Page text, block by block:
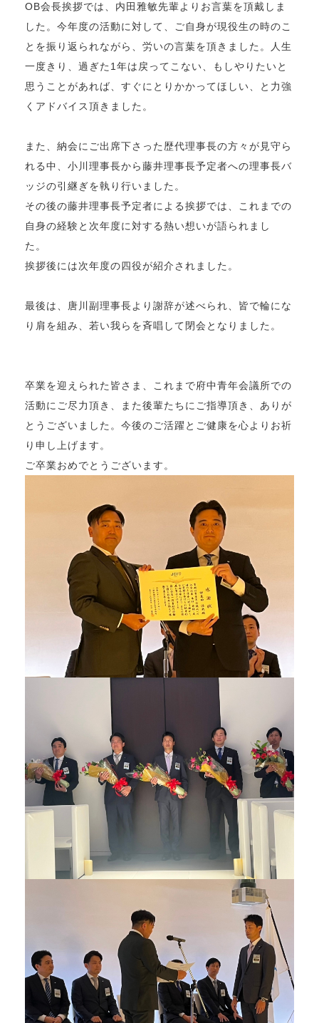
OB会長挨拶では、内田雅敏先輩よりお言葉を頂戴しま
した。今年度の活動に対して、ご自身が現役生の時のこ
とを振り返られながら、労いの言葉を頂きました。人生
一度きり、過ぎた1年は戻ってこない、もしやりたいと
思うことがあれば、すぐにとりかかってほしい、と力強
くアドバイス頂きました。
また、納会にご出席下さった歴代理事長の方々が見守ら
れる中、小川理事長から藤井理事長予定者への理事長バ
ッジの引継ぎを執り行いました。
その後の藤井理事長予定者による挨拶では、これまでの
自身の経験と次年度に対する熱い想いが語られまし
た。
挨拶後には次年度の四役が紹介されました。
最後は、唐川副理事長より謝辞が述べられ、皆で輪にな
り肩を組み、若い我らを斉唱して閉会となりました。
卒業を迎えられた皆さま、これまで府中青年会議所での
活動にご尽力頂き、また後輩たちにご指導頂き、ありが
とうございました。今後のご活躍とご健康を心よりお祈
り申し上げます。
ご卒業おめでとうございます。